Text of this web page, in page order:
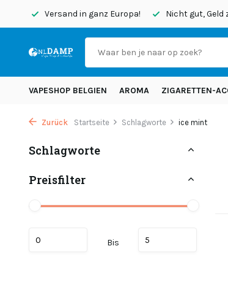
Versand in ganz Europa! Nicht gut, Geld
VAPESHOP BELGIEN AROMA ZIGARETTEN-
Zurück Startseite Schlagworte ice mint
Schlagworte
Preisfilter
Bis